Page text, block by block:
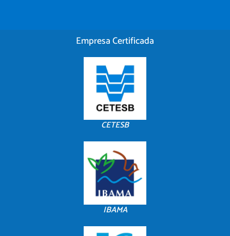
Empresa Certificada
CETESB
IBAMA